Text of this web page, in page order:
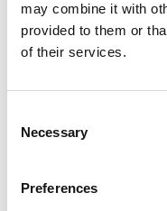
may combine it with
provided to them or
of their services.
Selection
Necessary
Preferences
Cenik
Preveri
Parametri jahte
2024
Ležišča